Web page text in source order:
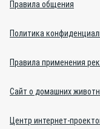
Правила общения
Политика
Правила применения
Сайт о домашних
Центр интернет-